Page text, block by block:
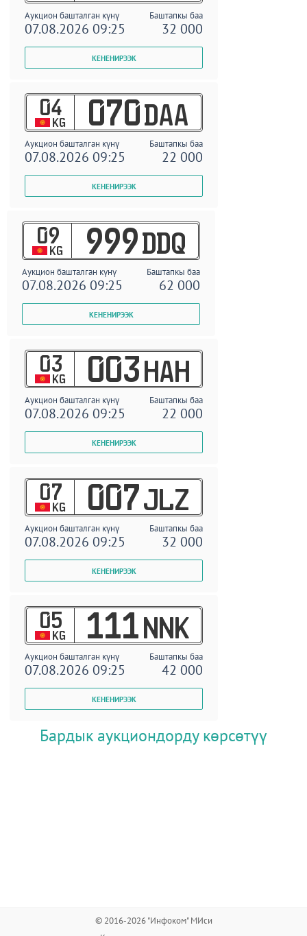
Аукцион башталган күнү Баштапкы баа
07.08.2026 09:25 32 000
04
KG 070 DAA
Аукцион башталган күнү Баштапкы баа
07.08.2026 09:25 22 000
09
KG 999 DDQ
Аукцион башталган күнү Баштапкы баа
07.08.2026 09:25 62 000
03
KG 003 HAH
Аукцион башталган күнү Баштапкы баа
07.08.2026 09:25 22 000
07
KG 007 JLZ
Аукцион башталган күнү Баштапкы баа
07.08.2026 09:25 32 000
05
KG 111 NNK
Аукцион башталган күнү Баштапкы баа
07.08.2026 09:25 42 000
Бардык аукциондорду көрсөтүү
© 2016-2026 "Инфоком" МИси